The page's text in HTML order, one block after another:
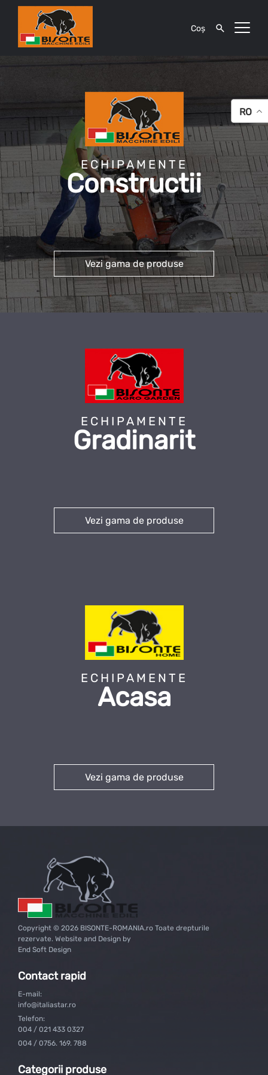
Coș
ECHIPAMENTE
Constructii
Vezi gama de produse
ECHIPAMENTE
Gradinarit
Vezi gama de produse
ECHIPAMENTE
Acasa
Vezi gama de produse
Copyright © 2026 BISONTE-ROMANIA.ro Toate drepturile
rezervate. Website and Design by
End Soft Design
Contact rapid
E-mail:
info@italiastar.ro
Telefon:
004 / 021 433 0327
004 / 0756. 169. 788
Categorii produse
RO